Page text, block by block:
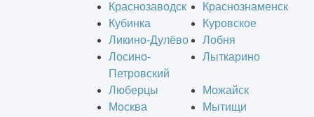
Краснозаводск
Краснознаменск
Кубинка
Куровское
Ликино-Дулёво
Лобня
Лосино-
Петровский
Лыткарино
Люберцы
Можайск
Москва
Мытищи